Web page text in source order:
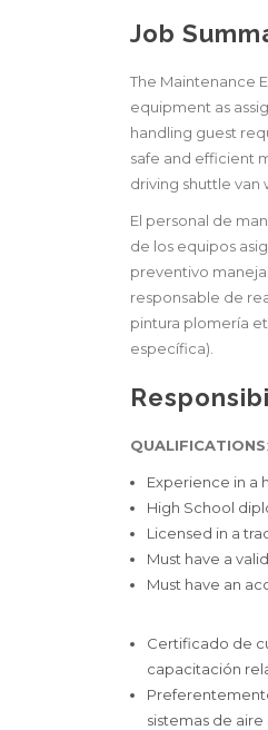
Job
The Maintenance
equipment as
handling guest
safe and efficient
driving shuttle van
El personal de
de los equipos
preventivo
responsable de
pintura plomería
específica).
QUALIFICATIONS:
Experience in a
High School
Licensed in a
Must have a
Must have an
Certificado de
capacitación
sistemas de